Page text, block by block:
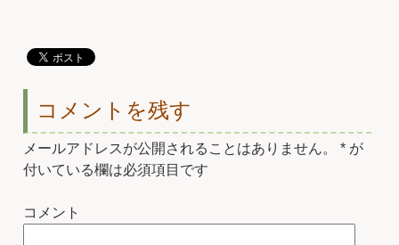
コメントを残す
メールアドレスが公開されることはありません。 * が
付いている欄は必須項目です
コメント